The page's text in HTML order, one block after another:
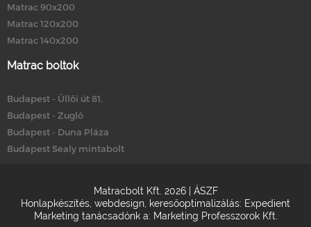
Matrac 90x200
Matrac 120x200
Matrac 140x200
Matrac boltok
Budapest - Üllői út 81.
Budapest - Zugló
Budapest - Duna Pláza
Budapest Sealy mintabolt
Matracbolt Kft. 2026 | ÁSZF
Honlapkészítés webdesign keresőoptimalizálás: Expedient
Marketing tanácsadónk a: Marketing Professzorok Kft.